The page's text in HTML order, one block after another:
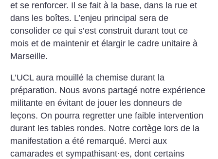
et se renforcer. Il se fait à la base, dans la rue et
dans les boîtes. L’enjeu principal sera de
consolider ce qui s’est construit durant tout ce
mois et de maintenir et élargir le cadre unitaire à
Marseille.
L’UCL aura mouillé la chemise durant la
préparation. Nous avons partagé notre expérience
militante en évitant de jouer les donneurs de
leçons. On pourra regretter une faible intervention
durant les tables rondes. Notre cortège lors de la
manifestation a été remarqué. Merci aux
camarades et sympathisant·es, dont certains